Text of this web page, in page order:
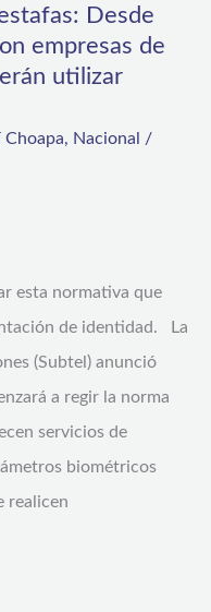
Desde
empresas de
utilizar
Choapa, Nacional
/
esta normativa que
de identidad. La
(Subtel) anunció
a regir la norma
servicios de
biométricos
realicen